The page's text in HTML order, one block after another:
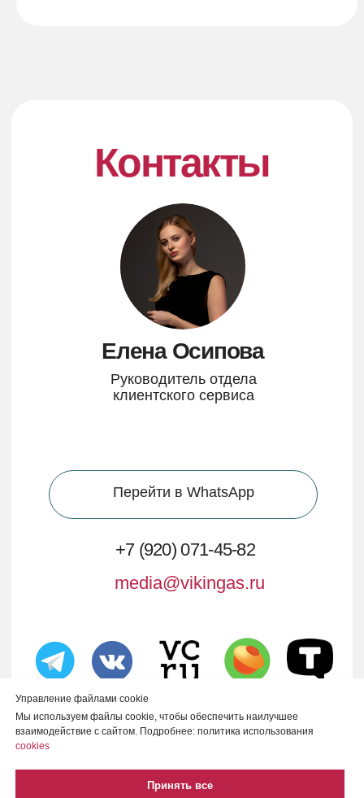
Управление файлами cookie
Мы используем файлы cookie, чтобы обеспечить наилучшее
взаимодействие с сайтом. Подробнее: политика использования
cookies
Принять все